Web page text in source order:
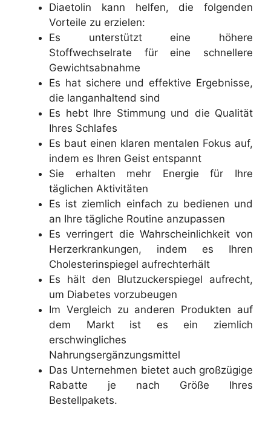
Diaetolin kann helfen, die folgenden
Vorteile zu erzielen:
Es unterstützt eine höhere
Stoffwechselrate für eine schnellere
Gewichtsabnahme
Es hat sichere und effektive Ergebnisse,
die langanhaltend sind
Es hebt Ihre Stimmung und die Qualität
Ihres Schlafes
Es baut einen klaren mentalen Fokus auf,
indem es Ihren Geist entspannt
Sie erhalten mehr Energie für Ihre
täglichen Aktivitäten
Es ist ziemlich einfach zu bedienen und
an Ihre tägliche Routine anzupassen
Es verringert die Wahrscheinlichkeit von
Herzerkrankungen, indem es Ihren
Cholesterinspiegel aufrechterhält
Es hält den Blutzuckerspiegel aufrecht,
um Diabetes vorzubeugen
Im Vergleich zu anderen Produkten auf
dem Markt ist es ein ziemlich
erschwingliches
Nahrungsergänzungsmittel
Das Unternehmen bietet auch großzügige
Rabatte je nach Größe Ihres
Bestellpakets.